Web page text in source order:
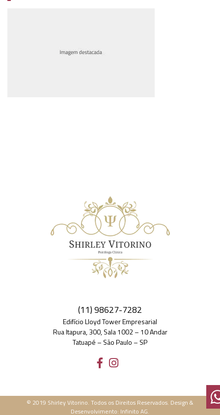
(11) 98627-7282
Edifício Lloyd Tower Empresarial
Rua Itapura, 300, Sala 1002 – 10 Andar
Tatuapé – São Paulo – SP
© 2019 Shirley Vitorino. Todos os Direitos Reservados. Design &
Desenvolvimento: Infinito AG.